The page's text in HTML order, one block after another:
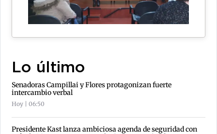
Lo último
Senadoras Campillai y Flores protagonizan fuerte
intercambio verbal
Hoy | 06:50
Presidente Kast lanza ambiciosa agenda de seguridad con